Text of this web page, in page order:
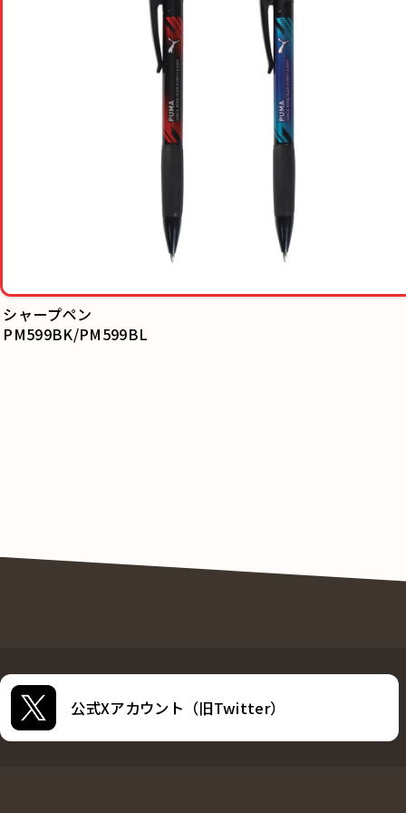
シャープペン
PM599BK/PM599BL
公式Xアカウント（旧Twitter）